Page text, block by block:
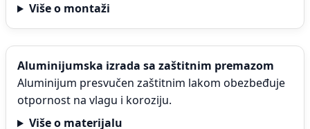
Više o montaži
Aluminijumska izrada sa zaštitnim premazom
Aluminijum presvučen zaštitnim lakom obezbeđuje
otpornost na vlagu i koroziju.
Više o materijalu